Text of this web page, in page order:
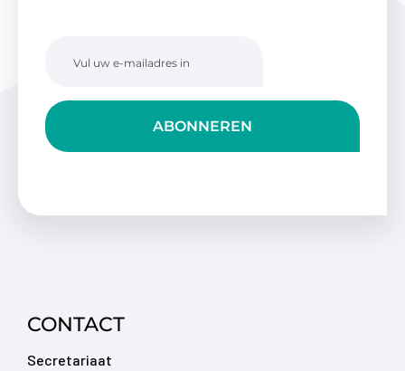
ABONNEREN
CONTACT
Secretariaat